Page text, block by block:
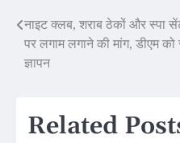
Post
navigation
नाइट क्लब, शराब ठेकों और स्पा
पर लगाम लगाने की मांग, डीएम को
ज्ञापन
Related